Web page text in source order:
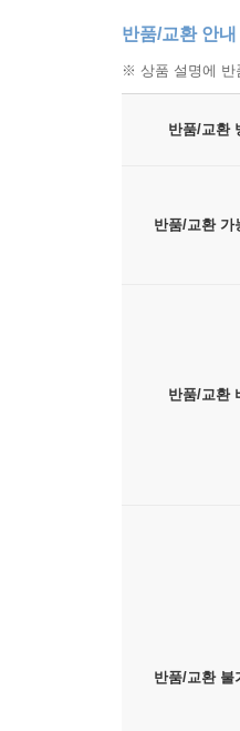
2. 무엇이든 할
3. 나와 다른 사
5. 자기 조절력
제9장 생각하
1. 아이가 조금
2. 조금이라도
4. 아이에게 주
제10장 수행능
1. 시간을 정해
닫는 글 - 생후
반품/교환 안내
※ 상품 설명에 반
반품/교환
반품/교환 가
반품/교환
반품/교환 불